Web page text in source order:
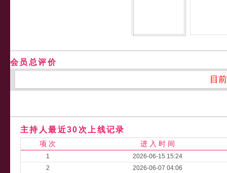
会员总评价
目
主持人最近30次上线记录
项 次 进 入 时 间
1
2026-06-15 15:24
2
2026-06-07 04:06